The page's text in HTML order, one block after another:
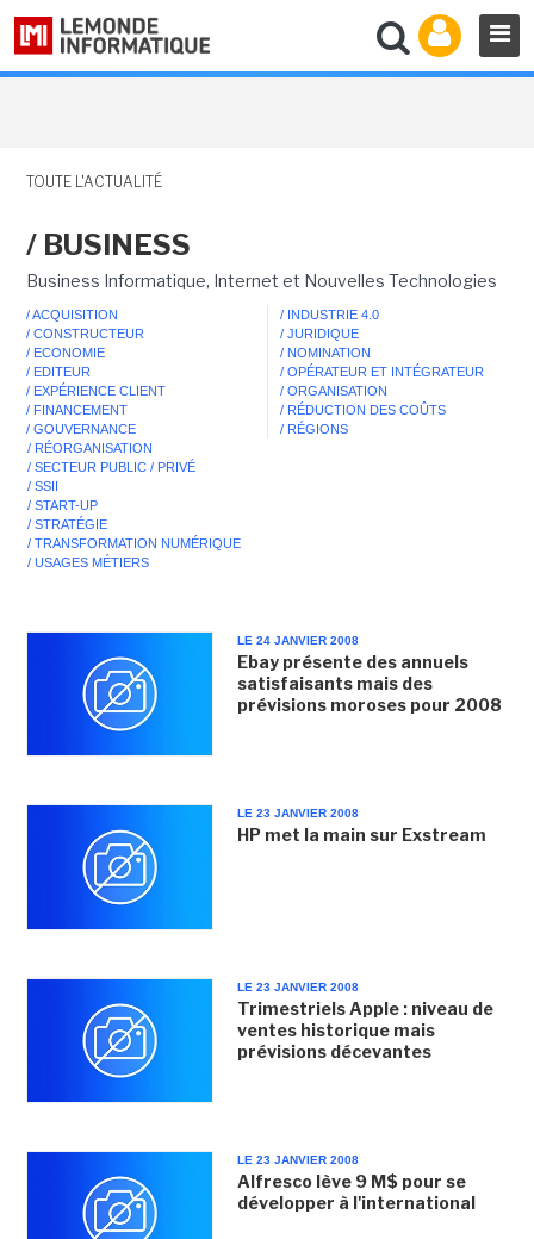
TOUTE L'ACTUALITÉ
/ BUSINESS
Business Informatique, Internet et Nouvelles Technologies
/ ACQUISITION
/ CONSTRUCTEUR
/ ECONOMIE
/ EDITEUR
/ EXPÉRIENCE CLIENT
/ FINANCEMENT
/ GOUVERNANCE
/ INDUSTRIE 4.0
/ JURIDIQUE
/ NOMINATION
/ OPÉRATEUR ET INTÉGRATEUR
/ ORGANISATION
/ RÉDUCTION DES COÛTS
/ RÉGIONS
/ RÉORGANISATION
/ SECTEUR PUBLIC / PRIVÉ
/ SSII
/ START-UP
/ STRATÉGIE
/ TRANSFORMATION NUMÉRIQUE
/ USAGES MÉTIERS
LE 24 JANVIER 2008
Ebay présente des annuels
satisfaisants mais des
prévisions moroses pour 2008
LE 23 JANVIER 2008
HP met la main sur Exstream
LE 23 JANVIER 2008
Trimestriels Apple : niveau de
ventes historique mais
prévisions décevantes
LE 23 JANVIER 2008
Alfresco lève 9 M$ pour se
développer à l'international